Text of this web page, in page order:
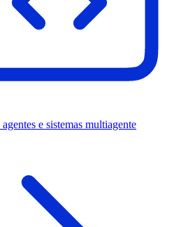
e sistemas multiagente